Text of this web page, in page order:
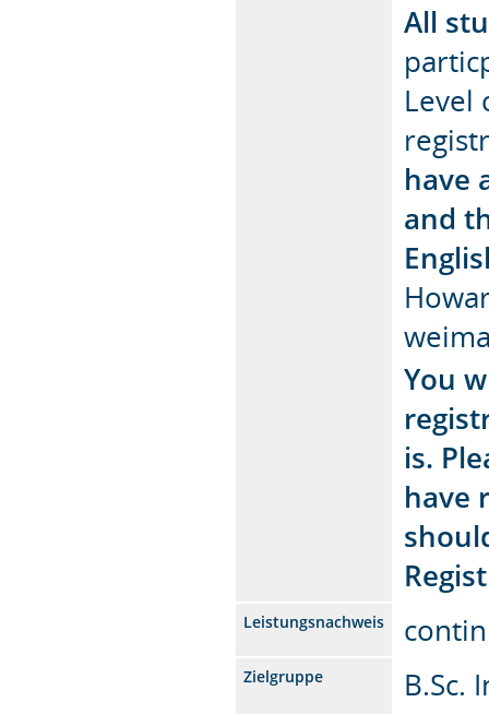
All
Level
have
and
You
is.
have
Leistungsnachweis
Zielgruppe
B.Sc.